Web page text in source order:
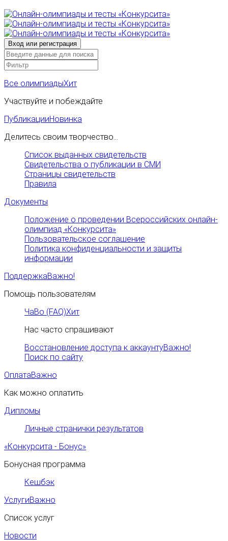
Все олимпиадыХит
Участвуйте и побеждайте
ПубликацииНовинка
Делитесь своим творчество...
Список выданных свидетельств
Свидетельства о публикации в СМИ
Страницы свидетельств
Правила
Документы
Положение о проведении Всероссийских онлайн-
олимпиад «Конкурсита»
Пользовательское соглашение
Политика конфиденциальности и защиты
информации
ПоддержкаВажно!
Помощь пользователям
ЧаВо (FAQ)Хит
Нас часто спрашивают
Восстановление доступа к аккаунтуВажно!
Поиск по сайту
ОплатаВажно
Как можно оплатить
Дипломы
Личные странички результатов
«Конкурсита - Бонус»
Бонусная программа
Кешбэк
УслугиВажно
Список услуг
Новости